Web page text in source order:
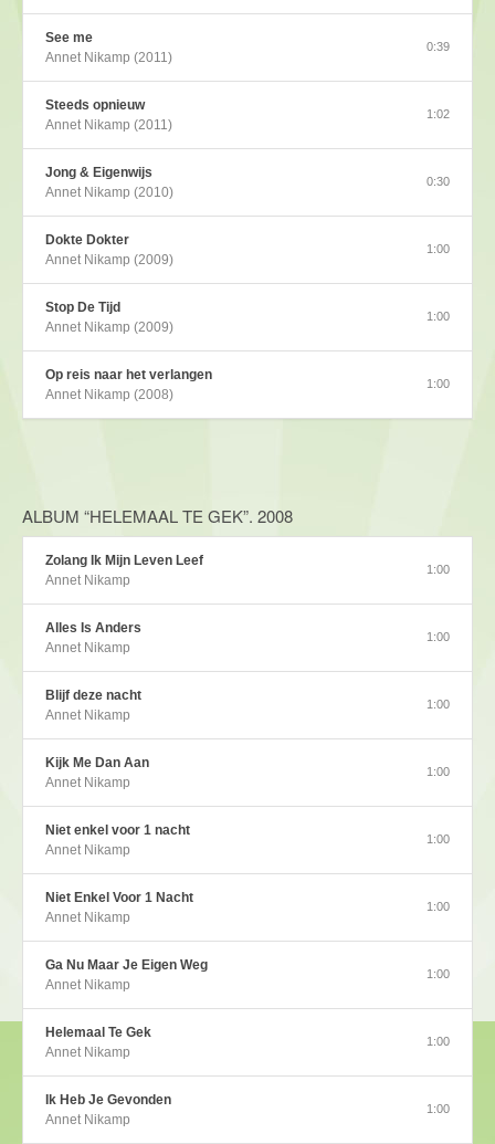
See me
Annet Nikamp (2011)
0:39
Steeds opnieuw
Annet Nikamp (2011)
1:02
Jong & Eigenwijs
Annet Nikamp (2010)
0:30
Dokte Dokter
Annet Nikamp (2009)
1:00
Stop De Tijd
Annet Nikamp (2009)
1:00
Op reis naar het verlangen
Annet Nikamp (2008)
1:00
ALBUM “HELEMAAL TE GEK”. 2008
Zolang Ik Mijn Leven Leef
Annet Nikamp
1:00
Alles Is Anders
Annet Nikamp
1:00
Blijf deze nacht
Annet Nikamp
1:00
Kijk Me Dan Aan
Annet Nikamp
1:00
Niet enkel voor 1 nacht
Annet Nikamp
1:00
Niet Enkel Voor 1 Nacht
Annet Nikamp
1:00
Ga Nu Maar Je Eigen Weg
Annet Nikamp
1:00
Helemaal Te Gek
Annet Nikamp
1:00
Ik Heb Je Gevonden
Annet Nikamp
1:00